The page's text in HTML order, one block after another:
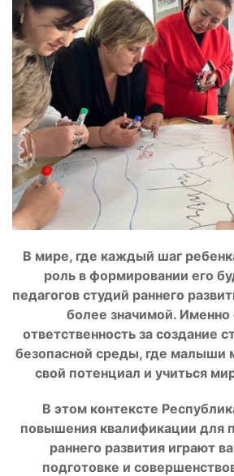
В мире, где каждый шаг
роль в формировании его
педагогов студий раннего
более значимой. Именно
ответственность за создание
безопасной среды, где малыши
свой потенциал и учиться
В этом контексте
повышения квалификации для
раннего развития играют
подготовке и